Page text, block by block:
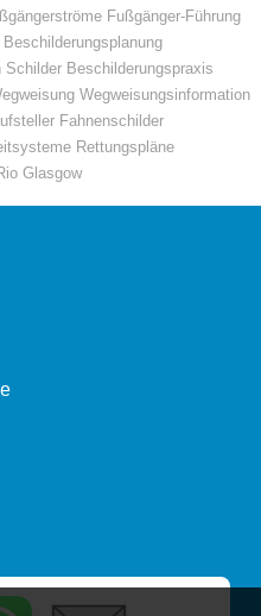
Fußgänger-Führung
Beschilderungspraxis
Wegweisungsinformation
Fahnenschilder
Rettungspläne
Glasgow